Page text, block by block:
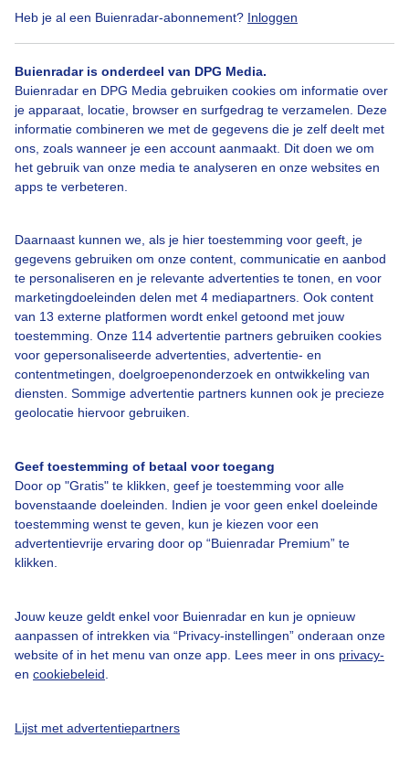
Heb je al een Buienradar-abonnement? Inloggen
Buienradar is onderdeel van DPG Media.
Buienradar en DPG Media gebruiken cookies om informatie over
je apparaat, locatie, browser en surfgedrag te verzamelen. Deze
informatie combineren we met de gegevens die je zelf deelt met
ons, zoals wanneer je een account aanmaakt. Dit doen we om
het gebruik van onze media te analyseren en onze websites en
apps te verbeteren.
Daarnaast kunnen we, als je hier toestemming voor geeft, je
gegevens gebruiken om onze content, communicatie en aanbod
te personaliseren en je relevante advertenties te tonen, en voor
marketingdoeleinden delen met 4 mediapartners. Ook content
van 13 externe platformen wordt enkel getoond met jouw
toestemming. Onze 114 advertentie partners gebruiken cookies
voor gepersonaliseerde advertenties, advertentie- en
contentmetingen, doelgroepenonderzoek en ontwikkeling van
diensten. Sommige advertentie partners kunnen ook je precieze
geolocatie hiervoor gebruiken.
Geef toestemming of betaal voor toegang
Door op "Gratis" te klikken, geef je toestemming voor alle
bovenstaande doeleinden. Indien je voor geen enkel doeleinde
toestemming wenst te geven, kun je kiezen voor een
advertentievrije ervaring door op “Buienradar Premium” te
klikken.
Jouw keuze geldt enkel voor Buienradar en kun je opnieuw
aanpassen of intrekken via “Privacy-instellingen” onderaan onze
website of in het menu van onze app. Lees meer in ons privacy-
en cookiebeleid
Lijst met advertentiepartners
Bekijk slideshow
Een moment geduld aub...
Over Buienradar
Veelgestelde vragen
Contact
Toegankelijkheid
Buienradar Team
Privacy beleid
Privacy instellingen